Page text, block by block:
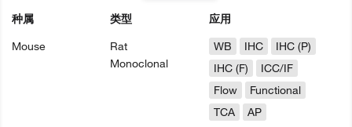
种属
Mouse
类型
Rat
Monoclonal
应用
WB
IHC
IHC (P)
IHC (F)
ICC/IF
Flow
Functional
TCA
AP